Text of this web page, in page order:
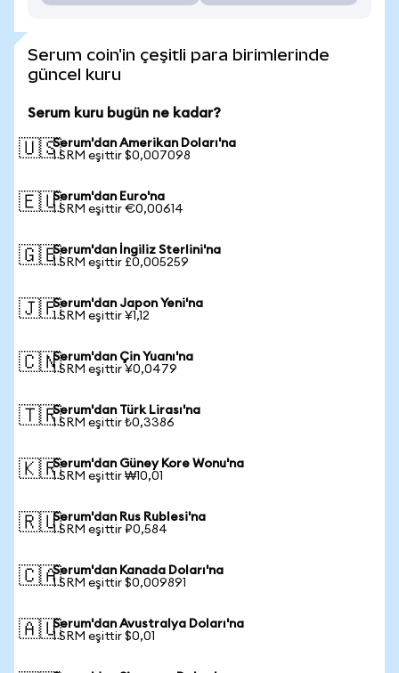
Serum coin'in çeşitli para birimlerinde
güncel kuru
Serum kuru bugün ne kadar?
🇺🇸Serum'dan Amerikan Doları'na
1 SRM eşittir $0,007098
🇪🇺Serum'dan Euro'na
1 SRM eşittir €0,00614
🇬🇧Serum'dan İngiliz Sterlini'na
1 SRM eşittir £0,005259
🇯🇵Serum'dan Japon Yeni'na
1 SRM eşittir ¥1,12
🇨🇳Serum'dan Çin Yuanı'na
1 SRM eşittir ¥0,0479
🇹🇷Serum'dan Türk Lirası'na
1 SRM eşittir ₺0,3386
🇰🇷Serum'dan Güney Kore Wonu'na
1 SRM eşittir ₩10,01
🇷🇺Serum'dan Rus Rublesi'na
1 SRM eşittir ₽0,584
🇨🇦Serum'dan Kanada Doları'na
1 SRM eşittir $0,009891
🇦🇺Serum'dan Avustralya Doları'na
1 SRM eşittir $0,01